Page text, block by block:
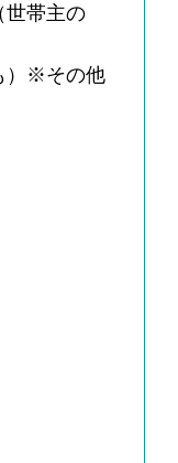
世帯主の
）※その他